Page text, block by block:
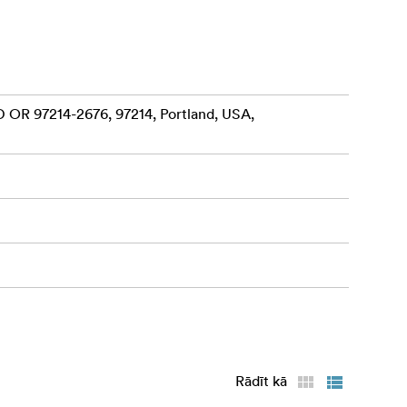
jūsu
97214-2676, 97214, Portland, USA,
Rādīt kā